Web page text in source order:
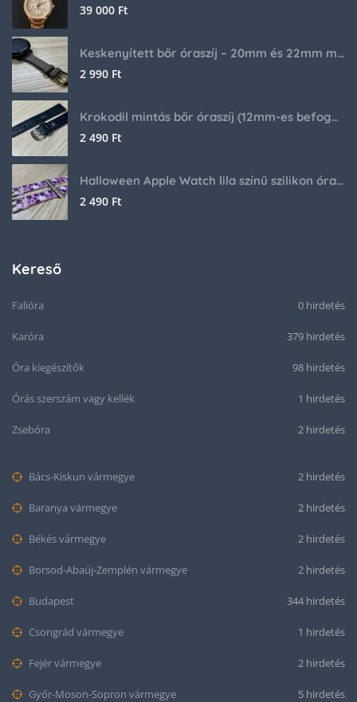
39 000 Ft
Keskenyített bőr óraszíj – 20mm és 22mm méretben
2 990 Ft
Krokodil mintás bőr óraszíj (12mm-es befogóval rendelkező órához)
2 490 Ft
Halloween Apple Watch lila színű szilikon óraszíj
2 490 Ft
Kereső
Falióra 0 hirdetés
Karóra 379 hirdetés
Óra kiegészítők 98 hirdetés
Órás szerszám vagy kellék 1 hirdetés
Zsebóra 2 hirdetés
Bács-Kiskun vármegye 2 hirdetés
Baranya vármegye 2 hirdetés
Békés vármegye 2 hirdetés
Borsod-Abaúj-Zemplén vármegye 2 hirdetés
Budapest 344 hirdetés
Csongrád vármegye 1 hirdetés
Fejér vármegye 2 hirdetés
Győr-Moson-Sopron vármegye 5 hirdetés